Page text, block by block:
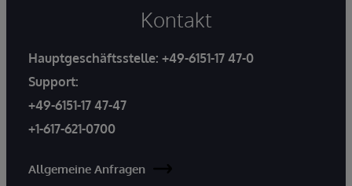
Kontakt
Hauptgeschäftsstelle: +49-6151-17 47-0
Support:
+49-6151-17 47-47
+1-617-621-0700
Allgemeine Anfragen